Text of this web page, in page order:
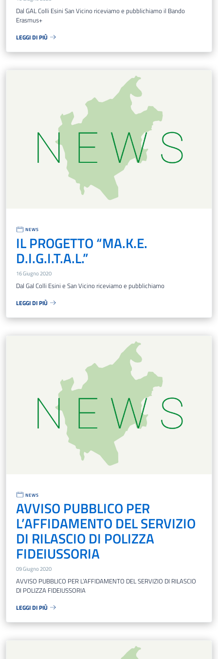
Dal GAL Colli Esini San Vicino riceviamo e pubblichiamo il Bando
Erasmus+
LEGGI DI PIÙ
NEWS
IL PROGETTO “MA.K.E.
D.I.G.I.T.A.L.”
16 Giugno 2020
Dal Gal Colli Esini e San Vicino riceviamo e pubblichiamo
LEGGI DI PIÙ
NEWS
AVVISO PUBBLICO PER
L’AFFIDAMENTO DEL SERVIZIO
DI RILASCIO DI POLIZZA
FIDEIUSSORIA
09 Giugno 2020
AVVISO PUBBLICO PER L’AFFIDAMENTO DEL SERVIZIO DI RILASCIO
DI POLIZZA FIDEIUSSORIA
LEGGI DI PIÙ